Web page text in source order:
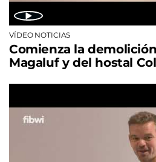
VÍDEO NOTICIAS
Comienza la
Magaluf y del hostal